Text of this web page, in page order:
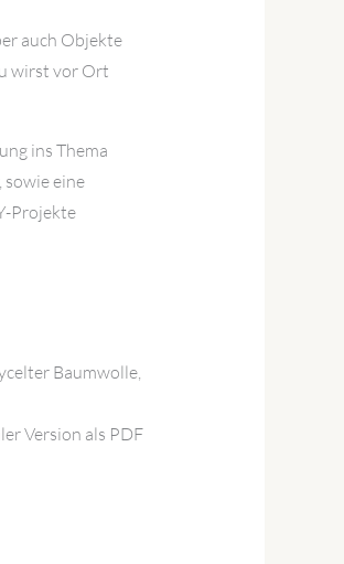
auch Objekte
wirst vor Ort
ins Thema
eine
Projekte
Baumwolle,
Version als PDF